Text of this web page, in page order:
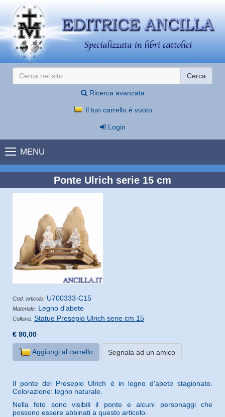
Cerca
Ricerca avanzata
Il tuo carrello è vuoto
Login
MENU
Ponte Ulrich serie 15 cm
Cod. articolo: U700333-C15
Materiale: Legno d'abete
Collana: Statue Presepio Ulrich serie cm 15
€ 90,00
Aggiungi al carrello Segnala ad un amico
Il ponte del Presepio Ulrich è in legno d'abete stagionato.
Colorazione: legno naturale.
Nella foto sono visibili il ponte e alcuni personaggi che
possono essere abbinati a questo articolo.